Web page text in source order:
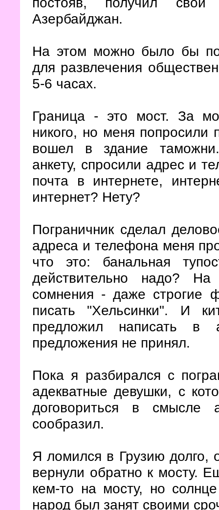
Азербайджан.
На этом можно было бы
для развлечения
5-6 часах.
Граница - это мост. За
никого, но меня попросили
вошел в здание
анкету, спросили адрес и
почта в интернете,
интернет? Нету?
Пограничник сделал
адреса и телефона меня
что это: банальная
действительно надо?
сомнения - даже строгие
писать "Хельсинки". И
предложил написать в
предложения не принял.
Пока я разбирался с
адекватные девушки, с
договориться в
сообразил.
Я ломился в Грузию долго,
вернули обратно к мосту.
кем-то на мосту, но
народ был занят своими